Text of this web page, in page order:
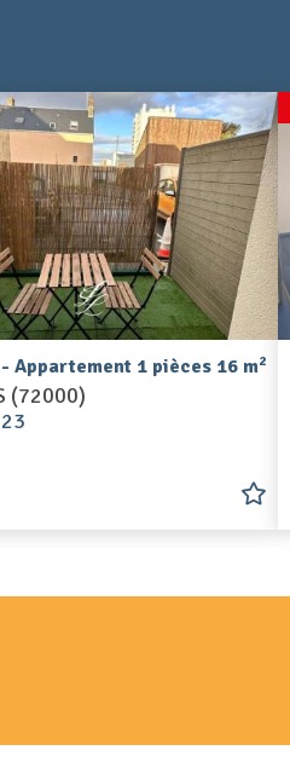
Appartement 1 pièces 16 m2
(72000)